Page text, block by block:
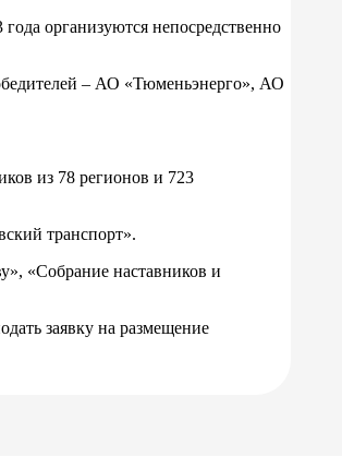
организуются непосредственно
– АО «Тюменьэнерго», АО
из 78 регионов и 723
транспорт».
«Собрание наставников и
заявку на размещение